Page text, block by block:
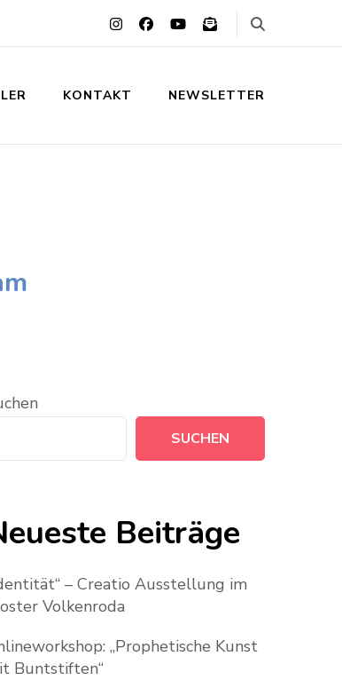
KONTAKT NEWSLETTER
SUCHEN
Beiträge
– Creatio Ausstellung im
Volkenroda
„Prophetische Kunst
Buntstiften“